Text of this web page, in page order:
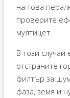
на това
проверите
мултицет.
В този
отстраните
филтър за
фаза, земя и